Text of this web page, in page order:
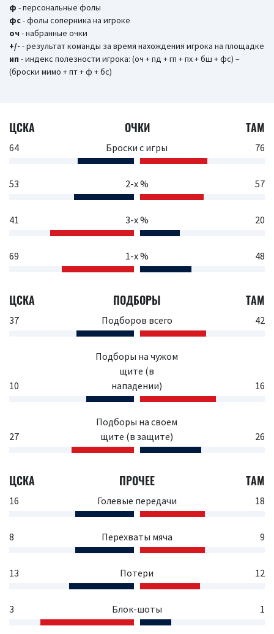
ф - персональные фолы
фс- фолы соперника на игроке
оч - набранные очки
+/- - результат команды за время нахождения игрока на площадке
ип - индекс полезности игрока: (оч + пд + гп + пх + бш + фс) –
(броски мимо + пт + ф + бс)
ЦСКА ОЧКИ ТАМ
64 Броски с игры 76
53 2-х % 57
41 3-х % 20
69 1-х % 48
ЦСКА ПОДБОРЫ ТАМ
37 Подборов всего 42
10
Подборы на чужом
щите (в
нападении)
16
27
Подборы на своем
щите (в защите)
26
ЦСКА ПРОЧЕЕ ТАМ
16 Голевые передачи 18
8 Перехваты мяча 9
13 Потери 12
3 Блок-шоты 1